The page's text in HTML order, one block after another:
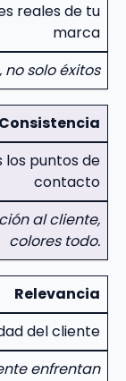
reales de tu
marca
solo éxitos
Consistencia
los puntos de
contacto
al cliente,
colores todo.
Relevancia
del cliente
enfrentan